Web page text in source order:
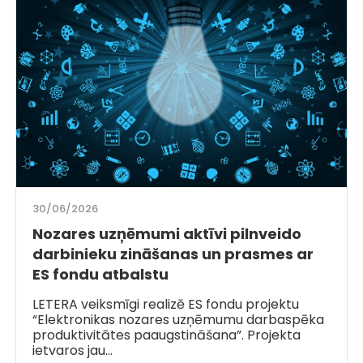
30/06/2026
Nozares uzņēmumi aktīvi pilnveido
darbinieku zināšanas un prasmes ar
ES fondu atbalstu
LETERA veiksmīgi realizē ES fondu projektu
“Elektronikas nozares uzņēmumu darbaspēka
produktivitātes paaugstināšana”. Projekta
ietvaros jau…